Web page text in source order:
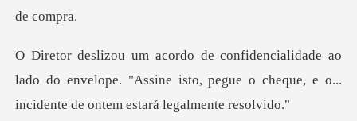
lado do envelope. "Assine isto, pegue o cheque, e o